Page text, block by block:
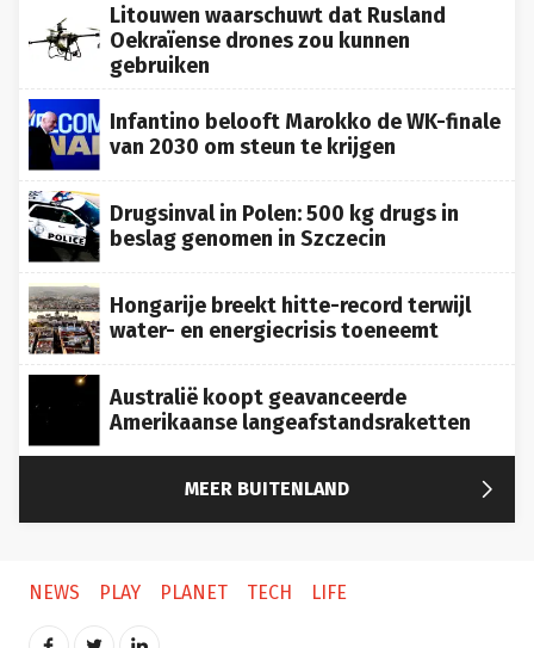
Litouwen waarschuwt dat Rusland
Oekraïense drones zou kunnen
gebruiken
Infantino belooft Marokko de WK-finale
van 2030 om steun te krijgen
Drugsinval in Polen: 500 kg drugs in
beslag genomen in Szczecin
Hongarije breekt hitte-record terwijl
water- en energiecrisis toeneemt
Australië koopt geavanceerde
Amerikaanse langeafstandsraketten
MEER BUITENLAND 
NEWS PLAY PLANET TECH LIFE